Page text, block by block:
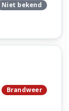
Niet bekend
Brandweer